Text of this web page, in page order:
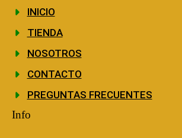
INICIO
TIENDA
NOSOTROS
CONTACTO
PREGUNTAS FRECUENTES
Info